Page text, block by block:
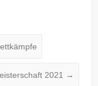
2021 →